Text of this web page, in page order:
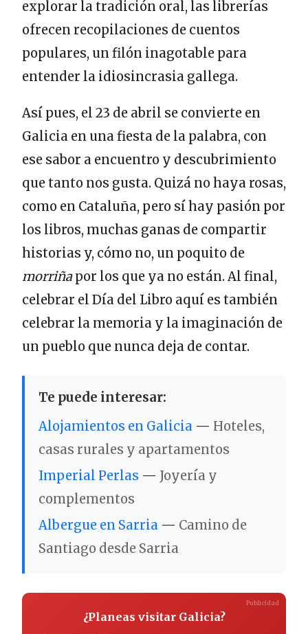
explorar la tradición oral, las librerías
ofrecen recopilaciones de cuentos
populares, un filón inagotable para
entender la idiosincrasia gallega.
Así pues, el 23 de abril se convierte en
Galicia en una fiesta de la palabra, con
ese sabor a encuentro y descubrimiento
que tanto nos gusta. Quizá no haya rosas,
como en Cataluña, pero sí hay pasión por
los libros, muchas ganas de compartir
historias y, cómo no, un poquito de
morriñapor los que ya no están. Al final,
celebrar el Día del Libro aquí es también
celebrar la memoria y la imaginación de
un pueblo que nunca deja de contar.
Te puede interesar:
Alojamientos en Galicia — Hoteles,
casas rurales y apartamentos
Imperial Perlas — Joyería y
complementos
Albergue en Sarria — Camino de
Santiago desde Sarria
¿Planeas visitar Galicia?
Publicidad